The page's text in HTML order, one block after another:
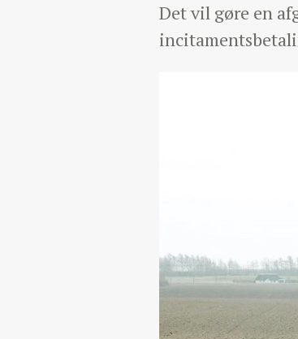
Det vil gøre en